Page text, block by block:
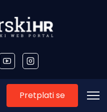
Pretplati se